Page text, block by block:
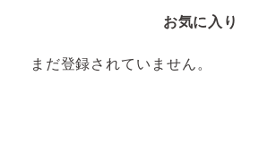
お気に入り
まだ登録されていません。